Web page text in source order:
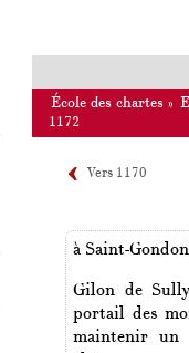
École des chartes »
1172
Vers 1170
à Saint-Gondon
Gilon de
portail des
maintenir un